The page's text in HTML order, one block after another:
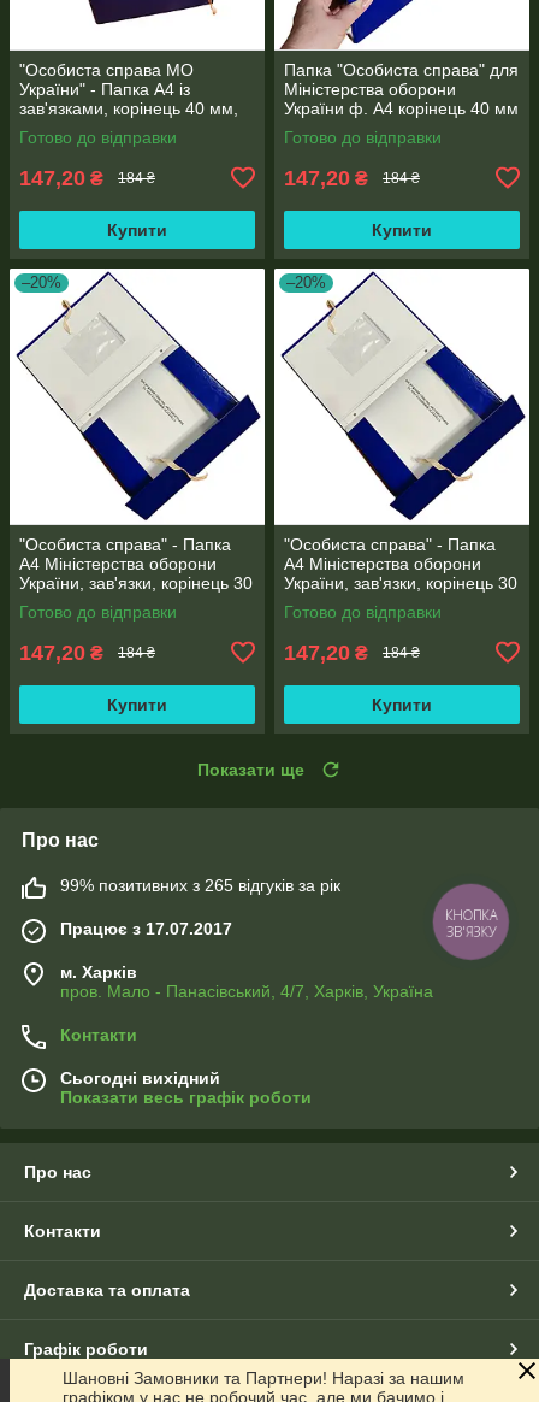
"Особиста справа МО
України" - Папка А4 із
зав'язками, корінець 40 мм,
матове PP-покриття
Готово до відправки
147,20 ₴ 184 ₴
Купити
Папка "Особиста справа" для
Міністерства оборони
України ф. А4 корінець 40 мм
PP-глянець покриття
Готово до відправки
147,20 ₴ 184 ₴
Купити
–20%
"Особиста справа" - Папка
А4 Міністерства оборони
України, зав'язки, корінець 30
мм, глянець PP-покриття
Готово до відправки
147,20 ₴ 184 ₴
Купити
–20%
"Особиста справа" - Папка
А4 Міністерства оборони
України, зав'язки, корінець 30
мм, матове PP-покриття
Готово до відправки
147,20 ₴ 184 ₴
Купити
Показати ще
Про нас
99% позитивних з 265 відгуків за рік
Працює з 17.07.2017
м. Харків
пров. Мало - Панасівський, 4/7, Харків, Україна
Контакти
Сьогодні вихідний
Показати весь графік роботи
Про нас
Контакти
Доставка та оплата
Графік роботи
Шановні Замовники та Партнери! Наразі за нашим
графіком у нас не робочий час, але ми бачимо і
КНОПКА
ЗВ'ЯЗКУ